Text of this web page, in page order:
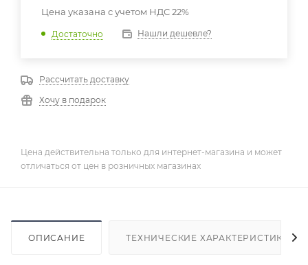
Цена указана с учетом НДС 22%
Достаточно Нашли дешевле?
Рассчитать доставку
Хочу в подарок
Цена действительна только для интернет-магазина и может
отличаться от цен в розничных магазинах
ОПИСАНИЕ ТЕХНИЧЕСКИЕ ХАРАКТЕРИСТИКИ